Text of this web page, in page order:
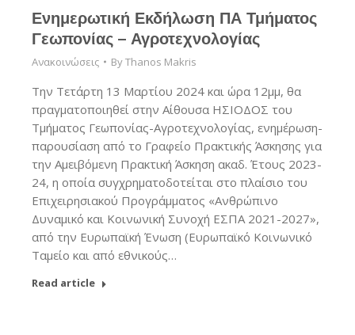
Ενημερωτική Εκδήλωση ΠΑ Τμήματος
Γεωπονίας – Αγροτεχνολογίας
Ανακοινώσεις ByThanos Makris
Την Τετάρτη 13 Μαρτίου 2024 και ώρα 12μμ, θα
πραγματοποιηθεί στην Αίθουσα ΗΣΙΟΔΟΣ του
Τμήματος Γεωπονίας-Αγροτεχνολογίας, ενημέρωση-
παρουσίαση από το Γραφείο Πρακτικής Άσκησης για
την Αμειβόμενη Πρακτική Άσκηση ακαδ. Έτους 2023-
24, η οποία συγχρηματοδοτείται στο πλαίσιο του
Επιχειρησιακού Προγράμματος «Ανθρώπινο
Δυναμικό και Κοινωνική Συνοχή ΕΣΠΑ 2021-2027»,
από την Ευρωπαϊκή Ένωση (Ευρωπαϊκό Κοινωνικό
Ταμείο και από εθνικούς…
Read article